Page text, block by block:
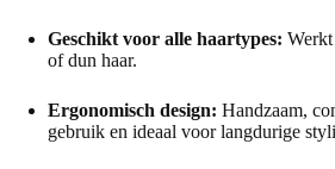
Geschikt voor alle haartypes:
of dun haar.
Ergonomisch design: Handzaam,
gebruik en ideaal voor langdurige